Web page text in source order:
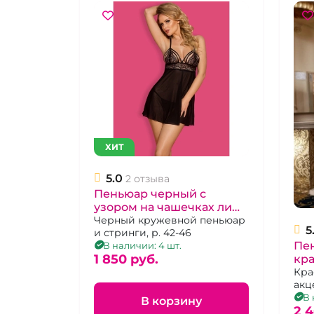
ХИТ
5.0 2 отзыва
Пеньюар черный с
узором на чашечках лифа
и изящной спинкой "Hot
Woman"
Черный кружевной пеньюар
и стринги, р. 42-46
В наличии: 4 шт.
1 850 pуб.
В корзину В